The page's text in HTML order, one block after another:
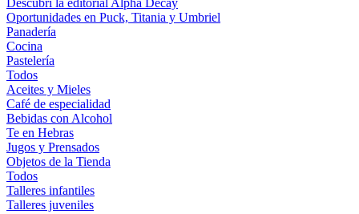
Descubrí la editorial Alpha Decay
Oportunidades en Puck, Titania y Umbriel
Panadería
Cocina
Pastelería
Todos
Aceites y Mieles
Café de especialidad
Bebidas con Alcohol
Te en Hebras
Jugos y Prensados
Objetos de la Tienda
Todos
Talleres infantiles
Talleres juveniles